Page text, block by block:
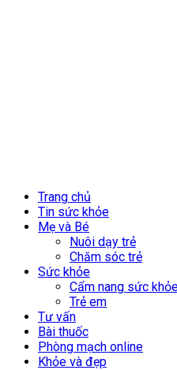
Trang chủ
Tin sức khỏe
Mẹ và Bé
Nuôi dạy trẻ
Chăm sóc trẻ
Sức khỏe
Cẩm nang sức
Trẻ em
Tư vấn
Bài thuốc
Phòng mạch online
Khỏe và đẹp